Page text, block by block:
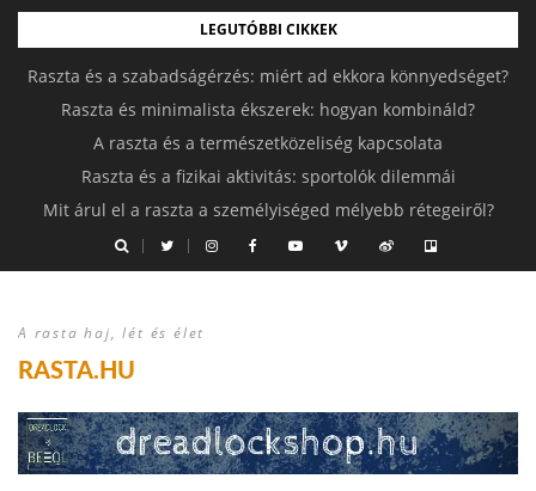
LEGUTÓBBI CIKKEK
Raszta és a szabadságérzés: miért ad ekkora könnyedséget?
Raszta és minimalista ékszerek: hogyan kombináld?
A raszta és a természetközeliség kapcsolata
Raszta és a fizikai aktivitás: sportolók dilemmái
Mit árul el a raszta a személyiséged mélyebb rétegeiről?
A rasta haj, lét és élet
RASTA.HU